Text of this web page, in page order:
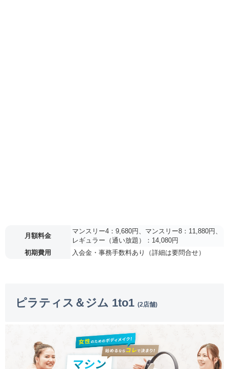
月額料金
マンスリー4：9,680円、マンスリー8：11,880円、
レギュラー（通い放題）：14,080円
初期費用
入会金・事務手数料あり（詳細は要問合せ）
ピラティス＆ジム 1to1 (2店舗)